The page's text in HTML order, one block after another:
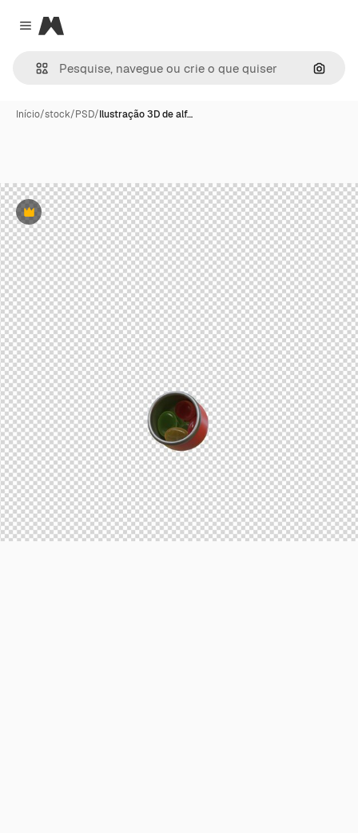
Close menu
Magnific
Início/stock/PSD/Ilustração 3D de alf…
Premium